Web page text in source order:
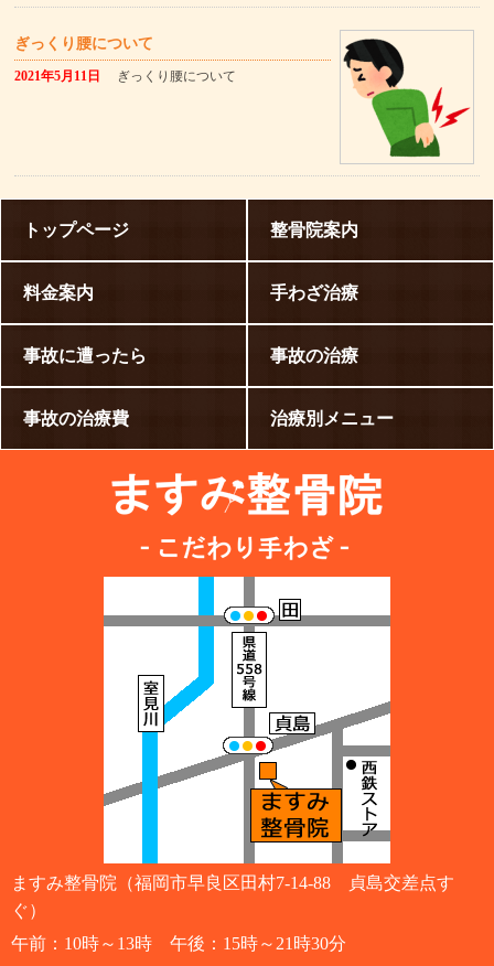
ぎっくり腰について
2021年5月11日 ぎっくり腰について
トップページ 整骨院案内
料金案内 手わざ治療
事故に遭ったら 事故の治療
事故の治療費 治療別メニュー
ますみ整骨院（福岡市早良区田村7-14-88 貞島交差点す
ぐ）
午前：10時～13時 午後：15時～21時30分